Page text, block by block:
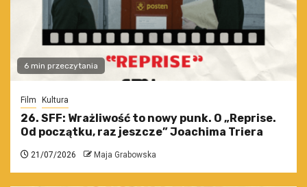
6 min przeczytania
Film Kultura
26. SFF: Wrażliwość to nowy punk. O „Reprise.
Od początku, raz jeszcze” Joachima Triera
21/07/2026 Maja Grabowska